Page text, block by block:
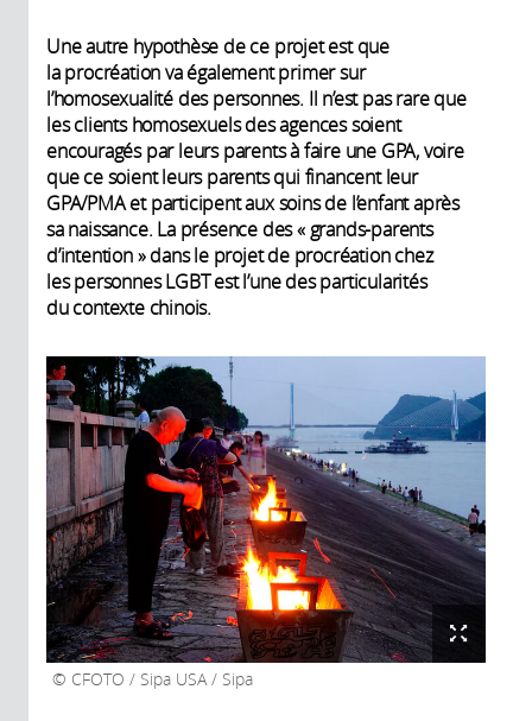
Une autre hypothèse de ce projet est que
la procréation va également primer sur
l’homosexualité des personnes. Il n’est pas rare que
les clients homosexuels des agences soient
encouragés par leurs parents à faire une GPA, voire
que ce soient leurs parents qui financent leur
GPA/PMA et participent aux soins de l’enfant après
sa naissance. La présence des « grands-parents
d’intention » dans le projet de procréation chez
les personnes LGBT est l’une des particularités
du contexte chinois.
CFOTO / Sipa USA / Sipa